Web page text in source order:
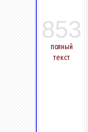
853
полный
текст